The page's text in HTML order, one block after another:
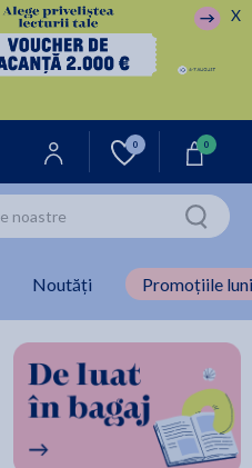
X
0 0
Noutăți Promoțiile